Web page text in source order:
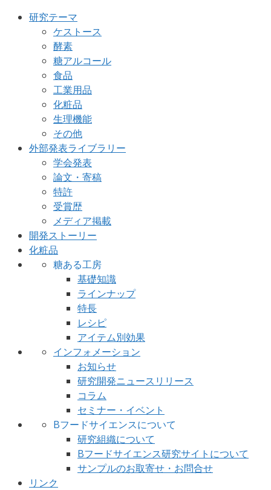
研究テーマ
ケストース
酵素
糖アルコール
食品
工業用品
化粧品
生理機能
その他
外部発表ライブラリー
学会発表
論文・寄稿
特許
受賞歴
メディア掲載
開発ストーリー
化粧品
糖ある工房
基礎知識
ラインナップ
特長
レシピ
アイテム別効果
インフォメーション
お知らせ
研究開発ニュースリリース
コラム
セミナー・イベント
Bフードサイエンスについて
研究組織について
Bフードサイエンス研究サイトについて
サンプルのお取寄せ・お問合せ
リンク